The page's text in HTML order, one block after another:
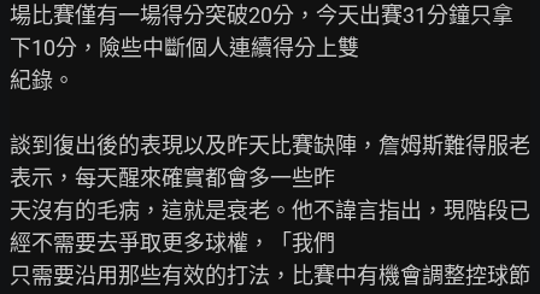
場比賽僅有一場得分突破20分，今天出賽31分鐘只拿
下10分，險些中斷個人連續得分上雙
紀錄。
談到復出後的表現以及昨天比賽缺陣，詹姆斯難得服老
表示，每天醒來確實都會多一些昨
天沒有的毛病，這就是衰老。他不諱言指出，現階段已
經不需要去爭取更多球權，「我們
只需要沿用那些有效的打法，比賽中有機會調整控球節